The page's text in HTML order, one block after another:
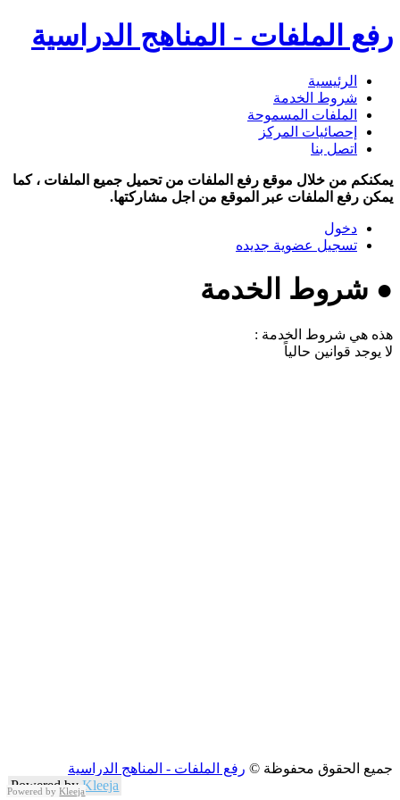
Powered byKleeja
رفع الملفات - المناهج الدراسية
الرئيسية
شروط الخدمة
الملفات المسموحة
إحصائيات المركز
اتصل بنا
يمكنكم من خلال موقع رفع الملفات من تحميل جميع الملفات ، كما
يمكن رفع الملفات عبر الموقع من اجل مشاركتها.
دخول
تسجيل عضوية جديده
● شروط الخدمة
هذه هي شروط الخدمة :
لا يوجد قوانين حالياً
جميع الحقوق محفوظة © رفع الملفات - المناهج الدراسية
Powered byKleeja